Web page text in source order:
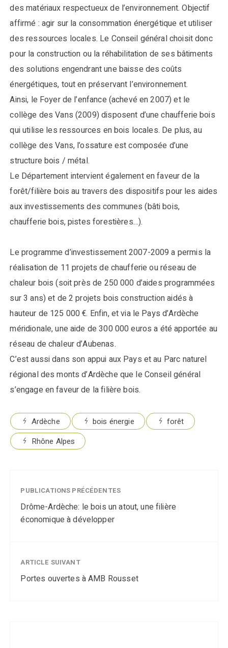
des matériaux respectueux de l’environnement. Objectif
affirmé : agir sur la consommation énergétique et utiliser
des ressources locales. Le Conseil général choisit donc
pour la construction ou la réhabilitation de ses bâtiments
des solutions engendrant une baisse des coûts
énergétiques, tout en préservant l’environnement.
Ainsi, le Foyer de l’enfance (achevé en 2007) et le
collège des Vans (2009) disposent d’une chaufferie bois
qui utilise les ressources en bois locales. De plus, au
collège des Vans, l’ossature est composée d’une
structure bois / métal.
Le Département intervient également en faveur de la
forêt/filière bois au travers des dispositifs pour les aides
aux investissements des communes (bâti bois,
chaufferie bois, pistes forestières…).
Le programme d’investissement 2007-2009 a permis la
réalisation de 11 projets de chaufferie ou réseau de
chaleur bois (soit près de 250 000 d’aides programmées
sur 3 ans) et de 2 projets bois construction aidés à
hauteur de 125 000 €. Enfin, et via le Pays d’Ardèche
méridionale, une aide de 300 000 euros a été apportée au
réseau de chaleur d’Aubenas.
C’est aussi dans son appui aux Pays et au Parc naturel
régional des monts d’Ardèche que le Conseil général
s’engage en faveur de la filière bois.
Ardèche bois énergie
forêt
Rhône Alpes
PUBLICATIONS PRÉCÉDENTES
Drôme-Ardèche: le bois un atout, une filière
économique à développer
ARTICLE SUIVANT
Portes ouvertes à AMB Rousset